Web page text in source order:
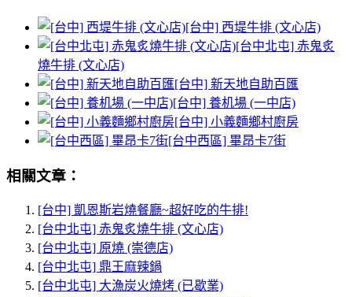
[台中] 西堤牛排 (文心店)
[台中北屯] 赤鬼炙
燒牛排 (文心店)
[台中] 新天地自助百匯
[台中] 養机場 (一中店)
[台中] 小義麵鄉村廚房
[台中西區] 畢昂卡7街
相關文章：
[台中] 凱恩斯岩燒餐廳~超好吃的牛排!
[台中北屯] 赤鬼炙燒牛排 (文心店)
[台中北屯] 原燒 (崇德店)
[台中北屯] 鼎王麻辣鍋
[台中北屯] 大漁炭火燒烤 (已歇業)